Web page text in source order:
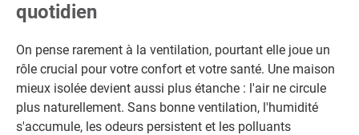
quotidien
On pense rarement à la ventilation, pourtant elle joue un
rôle crucial pour votre confort et votre santé. Une maison
mieux isolée devient aussi plus étanche : l'air ne circule
plus naturellement. Sans bonne ventilation, l'humidité
s'accumule, les odeurs persistent et les polluants